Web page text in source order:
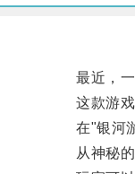
最近，一
这款游戏
在"银河游
从神秘的